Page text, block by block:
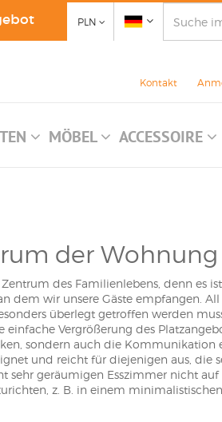
PLN
Kontakt
MÖBEL ACCESSOIRE
der Wohnung
des Familienlebens, denn es
wir unsere Gäste empfangen. All
überlegt getroffen werden
einfache Vergrößerung des
sondern auch die Kommunikation
und reicht für diejenigen aus, die
sehr geräumigen Esszimmer nicht
z. B. in einem